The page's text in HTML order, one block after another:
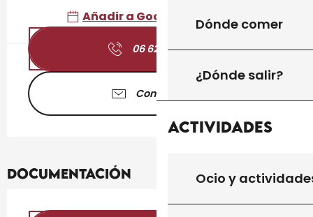
Dónde comer
¿Dónde salir?
Actividades
Ocio y
Añadir a Google Calendar
06 62 36 03▒▒
Contáctenos
Documentación